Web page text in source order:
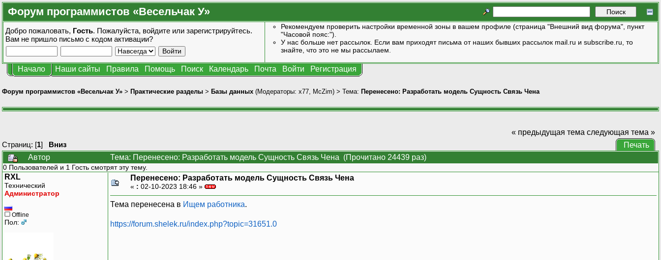
Форум программистов «Весельчак У»
Добро пожаловать, Гость. Пожалуйста, войдите или зарегистрируйтесь.
Вам не пришло письмо с кодом активации?
Рекомендуем проверить настройки временной зоны в вашем профиле (страница "Внешний вид форума", пункт
"Часовой пояс:").
У нас больше нет рассылок. Если вам приходят письма от наших бывших рассылок mail.ru и subscribe.ru, то
знайте, что это не мы рассылаем.
Начало Наши сайты Правила Помощь Поиск Календарь Почта Войти Регистрация
Форум программистов «Весельчак У» > Практические разделы > Базы данных (Модераторы: x77 McZim) > Тема: Перенесено: Разработать модель Сущность Связь Чена
Страниц: [1] Вниз
« предыдущая тема следующая тема »
Печать
Автор
Тема: Перенесено: Разработать модель Сущность Связь Чена (Прочитано 24439 раз)
0 Пользователей и 1 Гость смотрят эту тему.
RXL
Технический
Администратор
Offline
Пол:
Перенесено: Разработать модель Сущность Связь Чена
« : 02-10-2023 18:46 »
Тема перенесена в Ищем работника.
https://forum.shelek.ru/index.php?topic=31651.0